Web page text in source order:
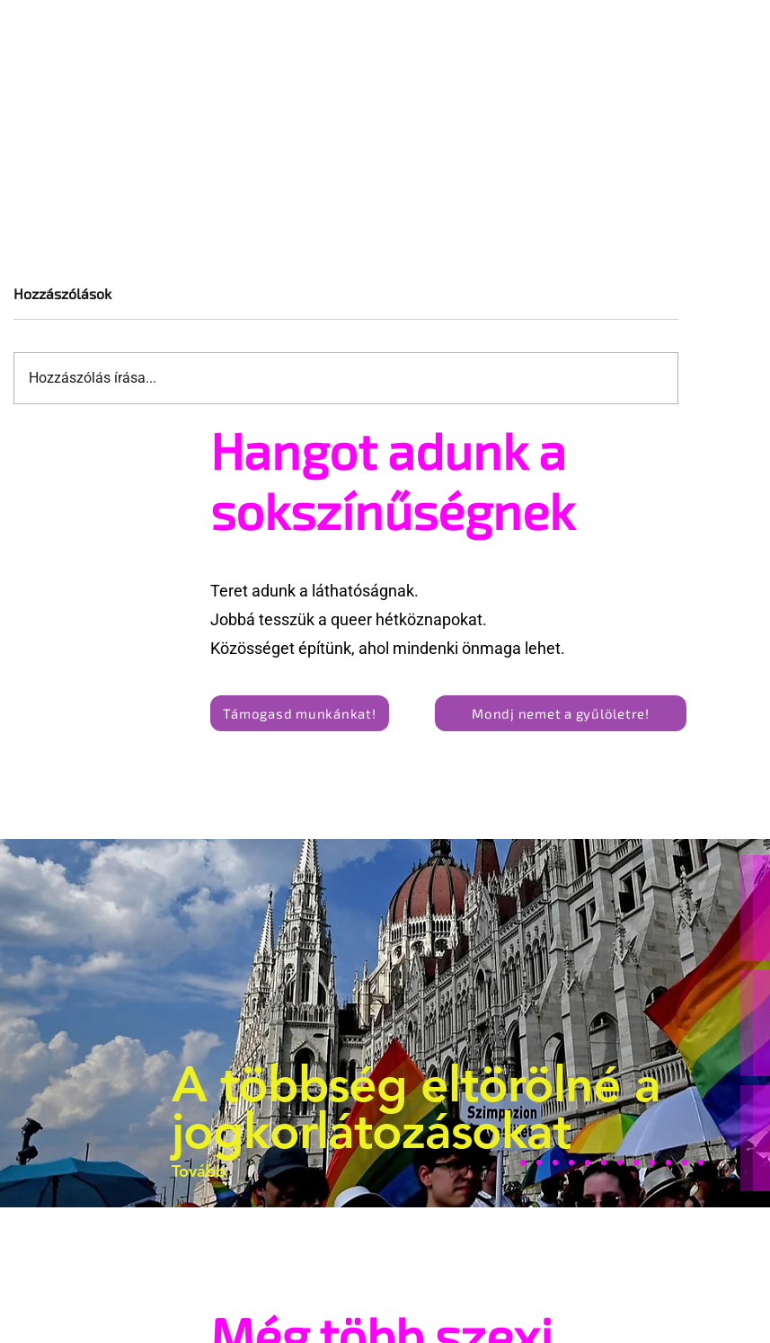
Építészeti irányelvek a vágy
Terrortámadás árnyékában
tartják az idei WorldPride-ot
Amszterdamban
Hozzászólások
Hozzászólás írása...
Hangot adunk a
sokszínűségnek
Teret adunk a láthatóságnak.
Jobbá tesszük a queer hétköznapokat.
Közösséget építünk, ahol mindenki önmaga lehet.
Támogasd munkánkat! Mondj nemet a gyűlöletre!
A többség eltörölné a
jogkorlátozásokat
Tovább